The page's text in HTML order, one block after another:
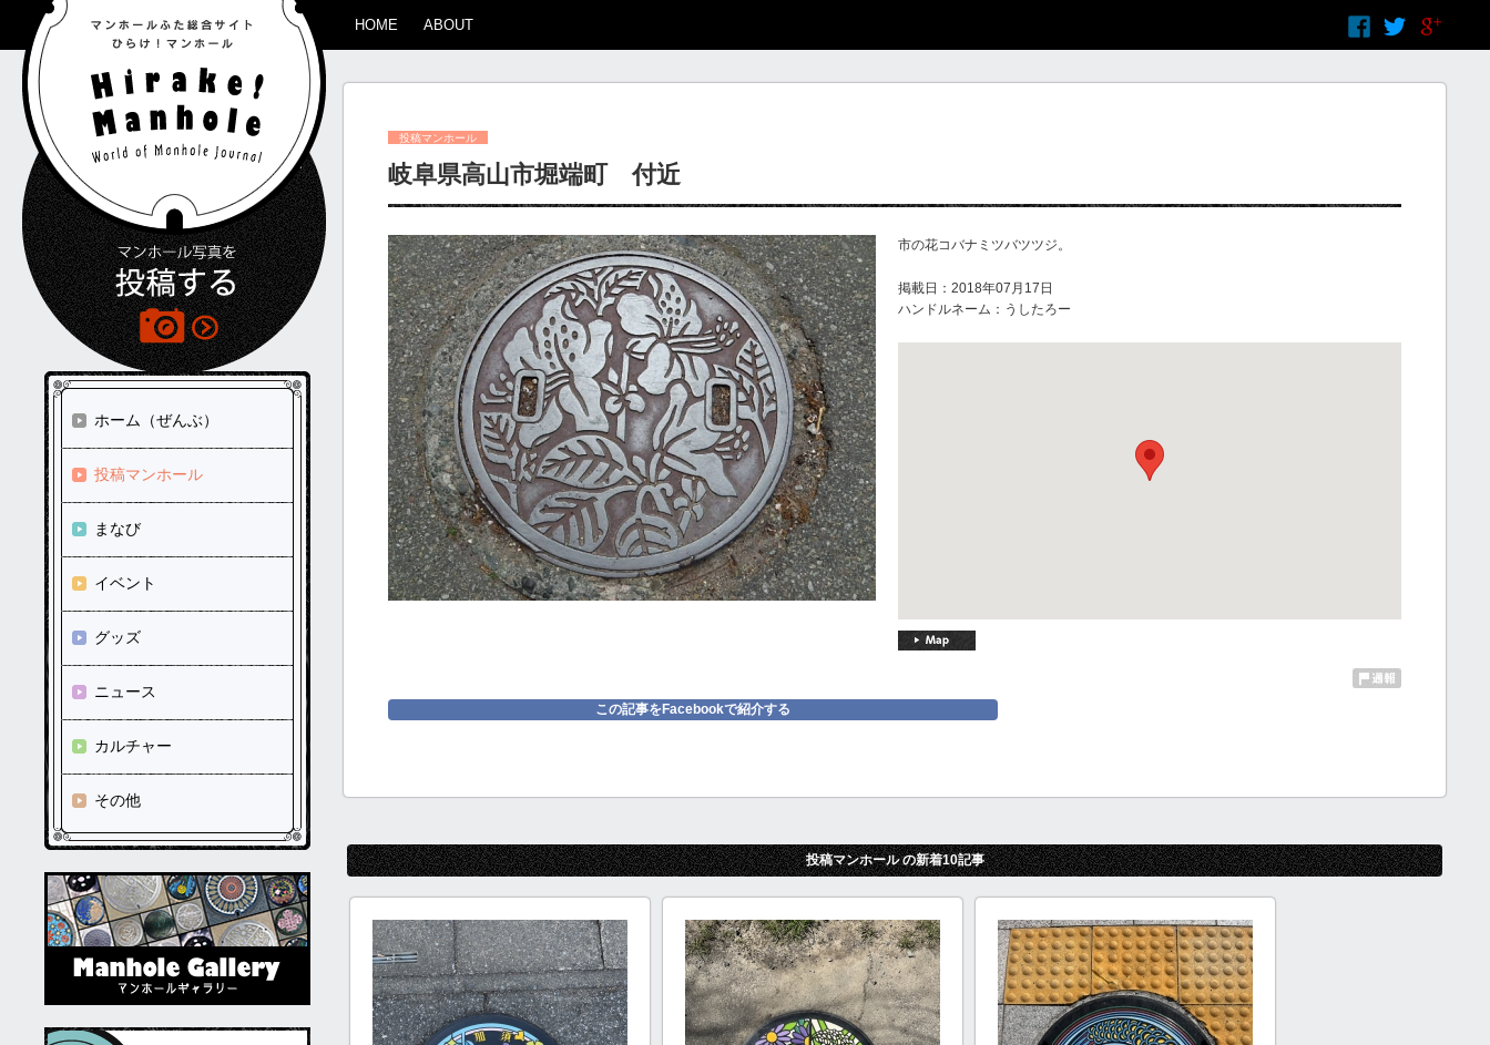
HOME ABOUT
ホーム（ぜんぶ）
投稿マンホール
まなび
イベント
グッズ
ニュース
カルチャー
その他
投稿マンホール
岐阜県高山市堀端町 付近
市の花コバナミツバツツジ。
掲載日：2018年07月17日
ハンドルネーム：うしたろー
この記事をFacebookで紹介する
投稿マンホール の新着10記事